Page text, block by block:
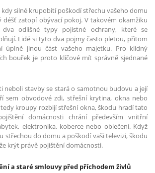
kdy silné krupobití poškodí střechu vašeho domu
déšť zatopí obývací pokoj. V takovém okamžiku
dva odlišné typy pojistné ochrany, které se
Lidé si tyto dva pojmy často pletou, přitom
úplně jinou část vašeho majetku. Pro klidný
bouřek je proto klíčové mít správně sjednané
neboli stavby se stará o samotnou budovu a její
sem obvodové zdi, střešní krytina, okna nebo
kroupy rozbijí střešní okna, škodu hradí tato
domácnosti chrání především vnitřní
elektronika, koberce nebo oblečení. Když
střechou do domu a poškodí vaši televizi, škodu
krýt právě pojištění domácnosti.
a staré smlouvy před příchodem živlů